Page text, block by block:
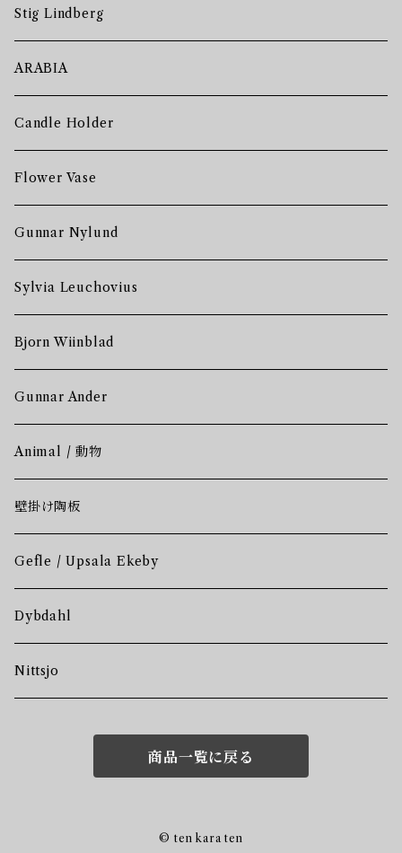
Stig Lindberg
ARABIA
Candle Holder
Flower Vase
Gunnar Nylund
Sylvia Leuchovius
Bjorn Wiinblad
Gunnar Ander
Animal / 動物
壁掛け陶板
Gefle / Upsala Ekeby
Dybdahl
Nittsjo
商品一覧に戻る
© ten kara ten